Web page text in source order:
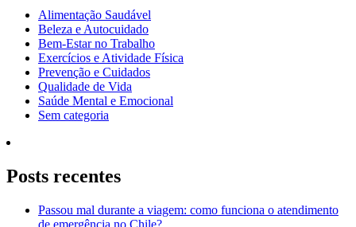
Alimentação Saudável
Beleza e Autocuidado
Bem-Estar no Trabalho
Exercícios e Atividade Física
Prevenção e Cuidados
Qualidade de Vida
Saúde Mental e Emocional
Sem categoria
Posts recentes
Passou mal durante a viagem: como funciona o atendimento
de emergência no Chile?